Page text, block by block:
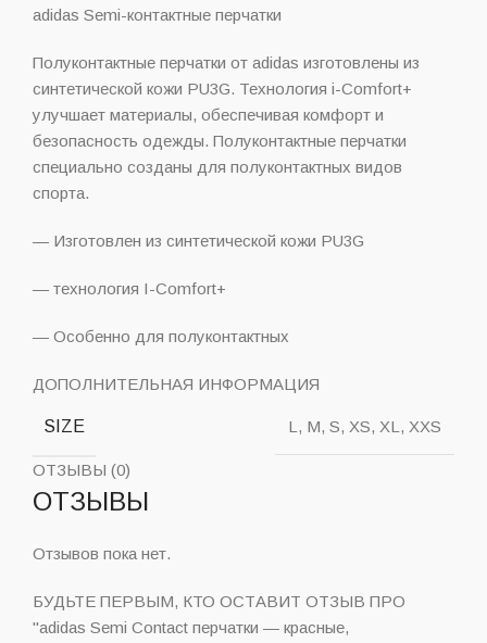
adidas Semi-контактные перчатки
Полуконтактные перчатки от adidas изготовлены из
синтетической кожи PU3G. Технология i-Comfort+
улучшает материалы, обеспечивая комфорт и
безопасность одежды. Полуконтактные перчатки
специально созданы для полуконтактных видов
спорта.
— Изготовлен из синтетической кожи PU3G
— технология I-Comfort+
— Особенно для полуконтактных
ДОПОЛНИТЕЛЬНАЯ ИНФОРМАЦИЯ
SIZE L, M, S, XS, XL, XXS
ОТЗЫВЫ (0)
ОТЗЫВЫ
Отзывов пока нет.
БУДЬТЕ ПЕРВЫМ, КТО ОСТАВИТ ОТЗЫВ ПРО
"adidas Semi Contact перчатки — красные,